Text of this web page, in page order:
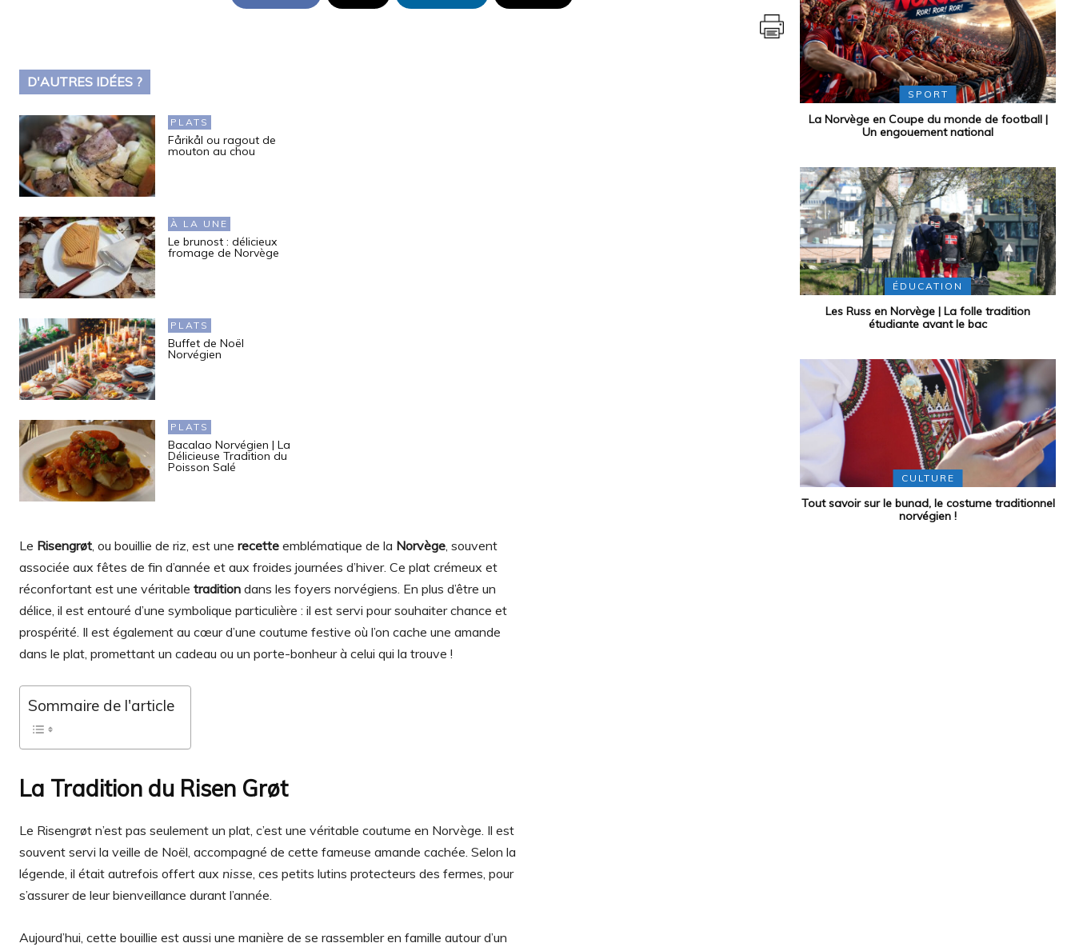
D'AUTRES IDÉES ?
PLATS
Fårikål ou ragout de
mouton au chou
À LA UNE
Le brunost : délicieux
fromage de Norvège
PLATS
Buffet de Noël
Norvégien
PLATS
Bacalao Norvégien | La
Délicieuse Tradition du
Poisson Salé
Le Risengrøt, ou bouillie de riz, est une recette emblématique de la Norvège, souvent
associée aux fêtes de fin d’année et aux froides journées d’hiver. Ce plat crémeux et
réconfortant est une véritable tradition dans les foyers norvégiens. En plus d’être un
délice, il est entouré d’une symbolique particulière : il est servi pour souhaiter chance et
prospérité. Il est également au cœur d’une coutume festive où l’on cache une amande
dans le plat, promettant un cadeau ou un porte-bonheur à celui qui la trouve !
Sommaire de l'article
La Tradition du Risen Grøt
Le Risengrøt n’est pas seulement un plat, c’est une véritable coutume en Norvège. Il est
souvent servi la veille de Noël, accompagné de cette fameuse amande cachée. Selon la
légende, il était autrefois offert aux nisse, ces petits lutins protecteurs des fermes, pour
s’assurer de leur bienveillance durant l’année.
Aujourd’hui, cette bouillie est aussi une manière de se rassembler en famille autour d’un
SPORT
La Norvège en Coupe du monde de football |
Un engouement national
ÉDUCATION
Les Russ en Norvège | La folle tradition
étudiante avant le bac
CULTURE
Tout savoir sur le bunad, le costume traditionnel
norvégien !